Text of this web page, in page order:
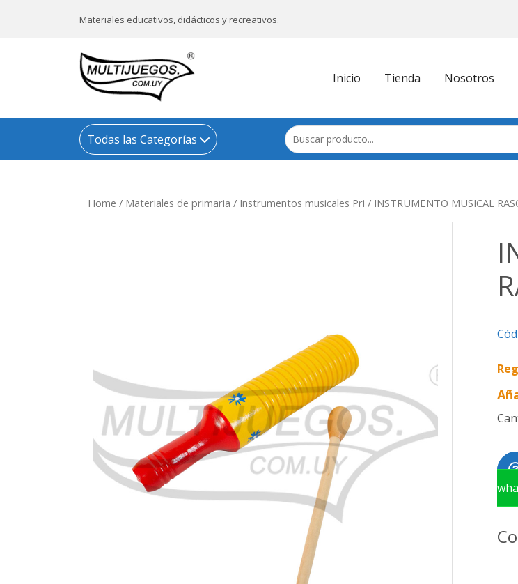
Materiales educativos, didácticos y recreativos.
Inicio Tienda Nosotros
Todas las Categorías
Home / Materiales de primaria / Instrumentos musicales Pri / INSTRUMENTO MUSICAL